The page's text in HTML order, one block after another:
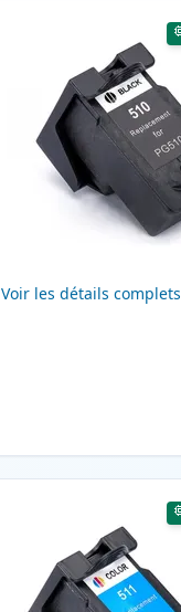
Voir les détails complets